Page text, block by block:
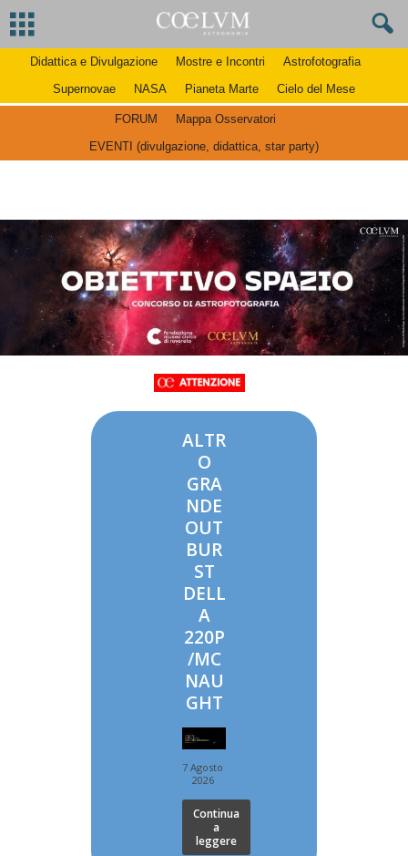
Didattica e Divulgazione Mostre e Incontri
Astrofotografia
Supernovae
NASA Pianeta Marte Cielo del Mese
FORUM
Mappa Osservatori
EVENTI (divulgazione, didattica, star party)
ALTR
O
GRA
NDE
OUT
BUR
ST
DELL
A
220P
/MC
NAU
GHT
7 Agosto
2026
Continua
a
leggere